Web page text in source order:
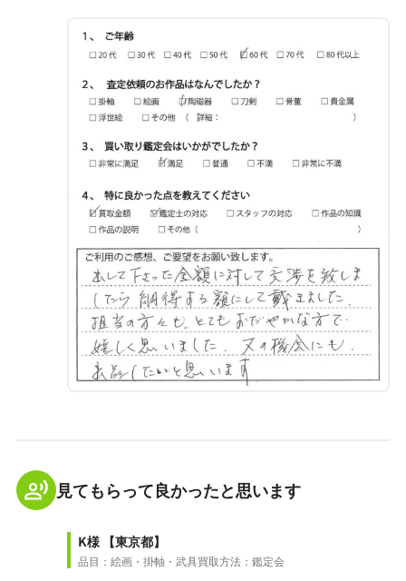
見てもらって良かったと思います
K様 【東京都】
品目：絵画・掛軸・武具買取方法：鑑定会